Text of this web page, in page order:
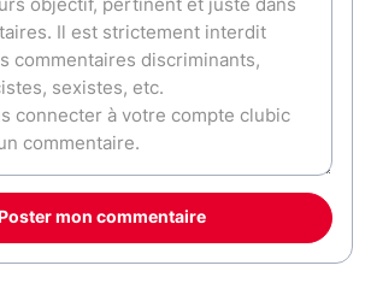
Poster mon commentaire